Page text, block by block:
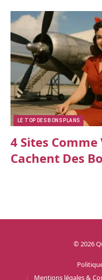
LE TOP DES BONS PLANS
4 Sites
Cachent Des
© 2026
Mentions légales &